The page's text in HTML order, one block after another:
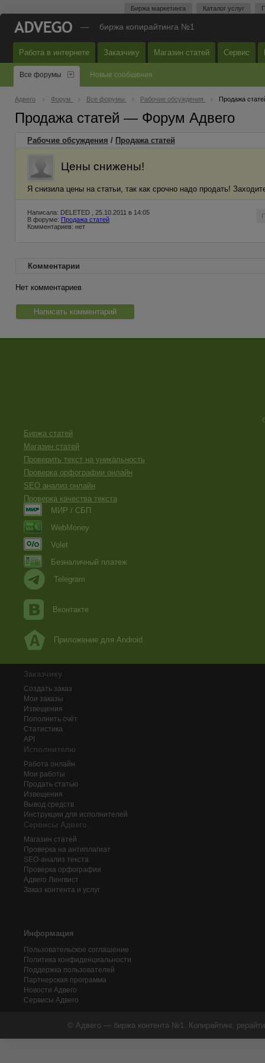
Биржа маркетинга Каталог услуг
— биржа копирайтинга №1
Работа в интернете Заказчику Магазин статей Сервис
Все форумы Новые сообщения
Адвего Форум Все форумы Рабочие обсуждения Продажа
Продажа статей — Форум Адвего
Рабочие обсуждения / Продажа статей
Цены снижены!
Я снизила цены на статьи, так как срочно надо продать!
Написала: DELETED , 25.10.2011 в 14:05
В форуме: Продажа статей
Комментариев: нет
Комментарии
Нет комментариев
Написать комментарий
Биржа статей
Магазин статей
Проверить текст на уникальность
Проверка орфографии онлайн
SEO анализ онлайн
Проверка качества текста
МИР / СБП
WebMoney
Volet
Безналичный платеж
Telegram
Вконтакте
Приложение для Android
Заказчику
Создать заказ
Мои заказы
Извещения
Пополнить счёт
Статистика
API
Исполнителю
Работа онлайн
Мои работы
Продать статью
Извещения
Вывод средств
Инструкции для исполнителей
Сервисы Адвего
Магазин статей
Проверка на антиплагиат
SEO-анализ текста
Проверка орфографии
Адвего Лингвист
Заказ контента и услуг
Информация
Пользовательское соглашение
Политика конфиденциальности
Поддержка пользователей
Партнерская программа
Новости Адвего
Сервисы Адвего
© Адвего — биржа контента №1. Копирайтинг,